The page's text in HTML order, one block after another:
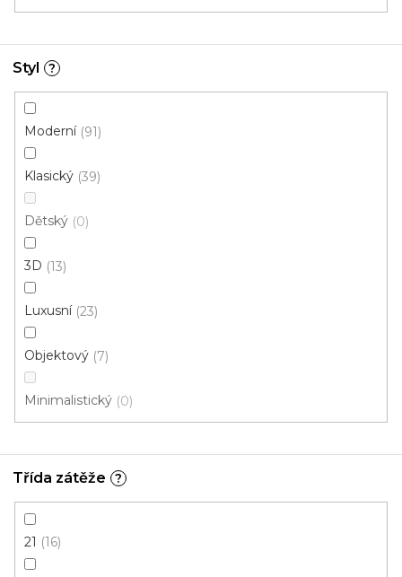
Styl ?
Moderní 91
Klasický 39
Dětský 0
3D 13
Luxusní 23
Objektový 7
Minimalistický 0
Třída zátěže ?
21 16
4 m
Skladem externě, odesíláme do 2-3 dnů
173 Kč